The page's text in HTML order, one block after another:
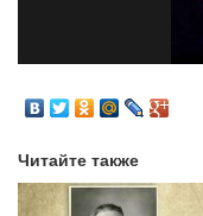
Читайте также